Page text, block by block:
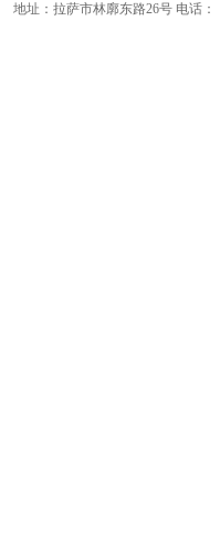
地址：拉萨市林廓东路26号 电话：